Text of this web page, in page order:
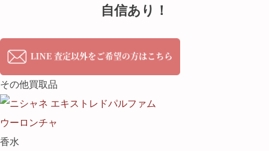
自信あり！
その他買取品
香水